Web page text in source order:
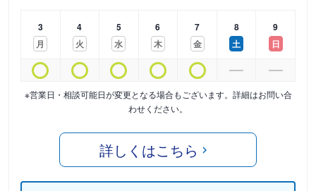
3
月
4
火
5
水
6
木
7
金
8
土
9
日
※営業日・相談可能日が変更となる場合もございます。詳細はお問い合
わせください。
詳しくはこちら